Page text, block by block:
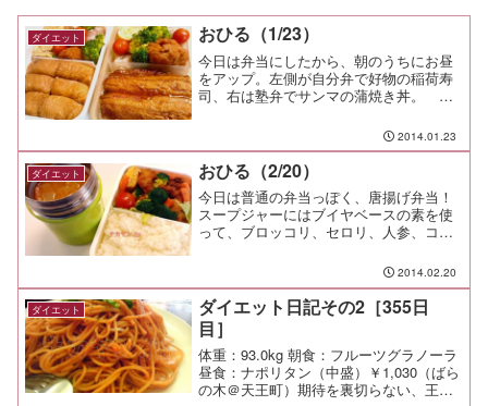
ダイエット おひる（1/23）
今日は弁当にしたから、朝のうちにお昼
をアップ。左側が自分弁で好物の稲荷寿
司、右は塾弁でサンマの蒲焼き丼。 オ
巻き卵、野菜類。コンロは2～3口をフル
活用して作るとか、だいぶ手際は良くな
ってきたけど、どうして...
2014.01.23
ダイエット おひる（2/20）
今日は普通の弁当っぽく、唐揚げ弁当！
スープジャーにはブイヤベースの素を使
って、ブロッコリ、セロリ、人参、コン
入。暖かいスープが体をしっかり温めて
くれる♪ このスープなら唐辛子と挽肉
を加えて、洋風坦々鍋っぽく...
2014.02.20
ダイエット
ダイエット日記その2［355日
目］
体重：93.0kg 朝食：フルーツグラノーラ
昼食：ナポリタン（中盛）￥1,030（ばら
の木＠天王町）期待を裏切らない、王道